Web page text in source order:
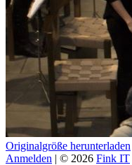
Originalgröße herunterladen
Anmelden | © 2026 Fink IT